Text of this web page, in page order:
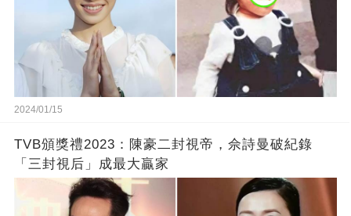
2024/01/15
TVB頒獎禮2023：陳豪二封視帝，佘詩曼破紀錄
「三封視后」成最大贏家